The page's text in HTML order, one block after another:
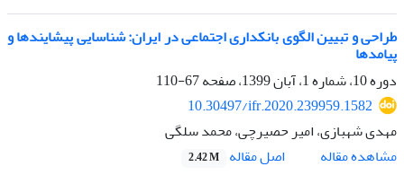
طراحی و تبیین الگوی بانکداری اجتماعی در ایران: شناسایی پیشایندها و
پیامدها
دوره 10، شماره 1، آبان 1399، صفحه
67-110
10.30497/ifr.2020.239959.1582
مهدی شهبازی، امیر حصیرچی، محمد سلگی
مشاهده مقاله
اصل مقاله 2.42 M